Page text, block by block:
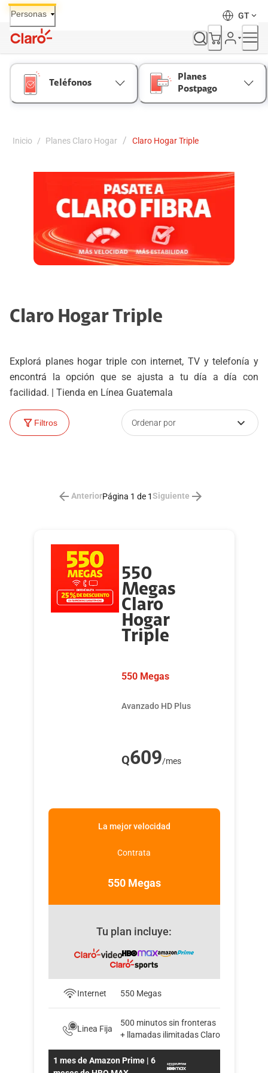
Skip
Content
Personas GT
Teléfonos
Planes
Postpago
Inicio / Planes Claro Hogar / Claro Hogar Triple
Claro Hogar Triple
Explorá planes hogar triple con internet, TV y telefonía y
encontrá la opción que se ajusta a tu día a día con
facilidad. | Tienda en Línea Guatemala
Filtros Ordenar por
AnteriorPágina 1 de 1Siguiente
550
Megas
Claro
Hogar
Triple
550 Megas
Avanzado HD Plus
Q609/mes
La mejor velocidad
Contrata
550 Megas
Tu plan incluye:
Internet 550 Megas
Linea Fija
500 minutos sin fronteras
+ llamadas ilimitadas Claro
1 mes de Amazon Prime | 6